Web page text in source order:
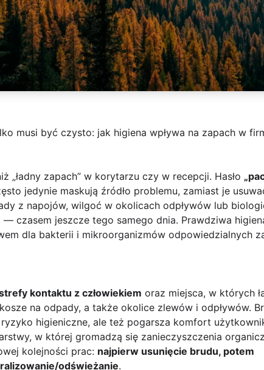
musi być czysto: jak higiena wpływa na zapach w
zapach” w korytarzu czy w recepcji. Hasło
jedynie maskują źródło problemu, zamiast je
z napojów, wilgoć w okolicach odpływów lub
czasem jeszcze tego samego dnia. Prawdziwa
dla bakterii i mikroorganizmów odpowiedzialnych
kontaktu z człowiekiem oraz miejsca, w których
na odpady, a także okolice zlewów i odpływów.
higieniczne, ale też pogarsza komfort
w której gromadzą się zanieczyszczenia
kolejności prac: najpierw usunięcie brudu, potem
odświeżanie.